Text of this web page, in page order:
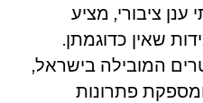
ענן ציבורי, מציע
שאין כדוגמתן.
המובילה בישראל,
פתרונות